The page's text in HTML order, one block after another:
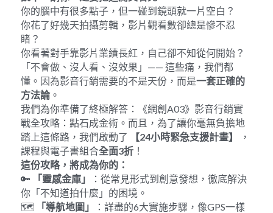
你的腦中有很多點子，但一碰到鏡頭就一片空白？
你花了好幾天拍攝剪輯，影片觀看數卻總是慘不忍
睹？
你看著對手靠影片業績長紅，自己卻不知從何開始？
「不會做、沒人看、沒效果」—— 這些痛，我們都
懂。因為影音行銷需要的不是天份，而是一套正確的
方法論 。
我們為你準備了終極解答：《網創A03》影音行銷實
戰全攻略：點石成金術。而且，為了讓你毫無負擔地
踏上這條路，我們啟動了
【24小時緊急支援計畫】
，
課程與電子書組合全面3折 ！
這份攻略，將成為你的：
🔑
「靈感金庫」
：從常見形式到創意發想，徹底解決
你「不知道拍什麼」的困境。
🗺️
「導航地圖」
：詳盡的6大實施步驟，像GPS一樣